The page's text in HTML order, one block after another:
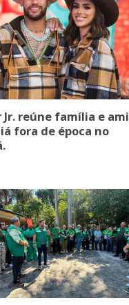
Jr. reúne família e
fora de época no